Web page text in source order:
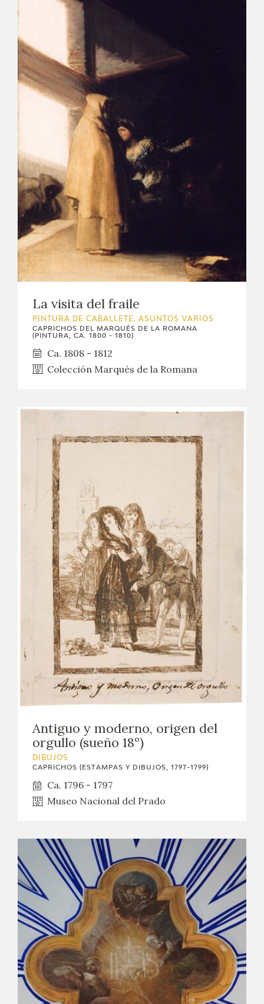
La visita del fraile
PINTURA DE CABALLETE. ASUNTOS VARIOS
CAPRICHOS DEL MARQUÉS DE LA ROMANA
(PINTURA, CA. 1800 - 1810)
Ca. 1808 - 1812
Colección Marqués de la Romana
Antiguo y moderno, origen del
orgullo (sueño 18º)
DIBUJOS
CAPRICHOS (ESTAMPAS Y DIBUJOS, 1797-1799)
Ca. 1796 - 1797
Museo Nacional del Prado